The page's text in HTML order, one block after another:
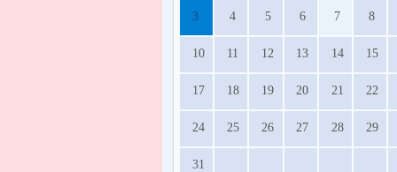
3 4 5 6 7 8
10 11 12 13 14 15
17 18 19 20 21 22
24 25 26 27 28 29
31